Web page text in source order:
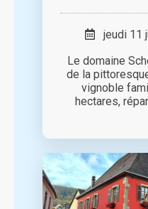
jeudi 11
Le domaine
de la
vignoble
hectares,